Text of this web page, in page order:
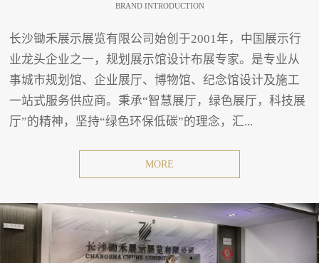
BRAND INTRODUCTION
长沙锄禾展示展览有限公司始创于2001年，中国展示行
业龙头企业之一，规划展示馆设计布展专家。是专业从
事城市规划馆、企业展厅、博物馆、纪念馆设计及施工
一站式服务供应商。秉承“智慧展厅，绿色展厅，科技展
厅”的精神，坚持“绿色环保低碳”的理念，汇...
MORE